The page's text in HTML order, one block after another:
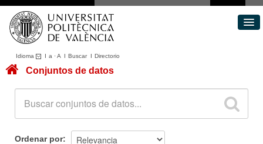
Idioma I a ·A I BuscarI Directorio
Conjuntos de datos
Acerca de
Portal de Transparencia
Conjuntos de datos
Ordenar por